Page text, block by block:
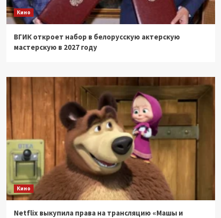
Кино
ВГИК откроет набор в белорусскую актерскую
мастерскую в 2027 году
Кино
Netflix выкупила права на трансляцию «Машы и